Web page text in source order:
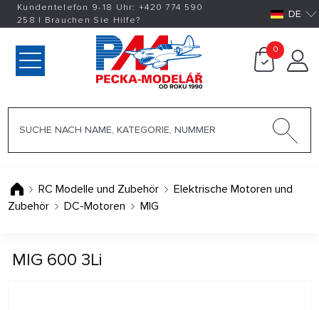
Kundentelefon 9-18 Uhr: +420774 590
258 | Brauchen Sie Hilfe? DE
0
RC Modelle und Zubehör
Elektrische Motoren und
Zubehör
DC-Motoren MIG
MIG 600 3Li